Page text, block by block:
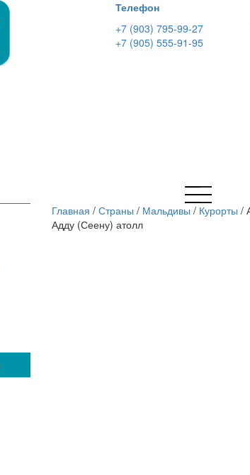
Телефон
+7 (903) 795-99-27
+7 (905) 555-91-95
Главная / Страны / Мальдивы / Курорты /
Адду (Сеену) атолл